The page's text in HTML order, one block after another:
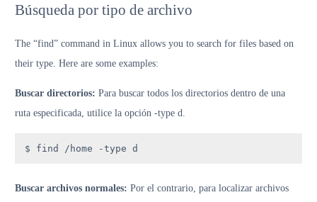
Búsqueda por tipo de archivo
The “find” command in Linux allows you to search for files based on
their type. Here are some examples:
Buscar directorios: Para buscar todos los directorios dentro de una
ruta especificada, utilice la opción -type d.
$ find /home -type d
Buscar archivos normales: Por el contrario, para localizar archivos